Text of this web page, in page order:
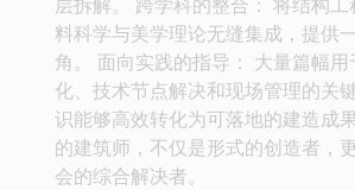
料科学与美学理论无缝集成，提供
角。 面向实践的指导： 大量篇幅
化、技术节点解决和现场管理的关
识能够高效转化为可落地的建造成
的建筑师，不仅是形式的创造者，
会的综合解决者。